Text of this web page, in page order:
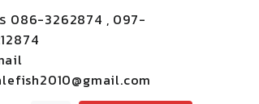
086-3262874 , 097-